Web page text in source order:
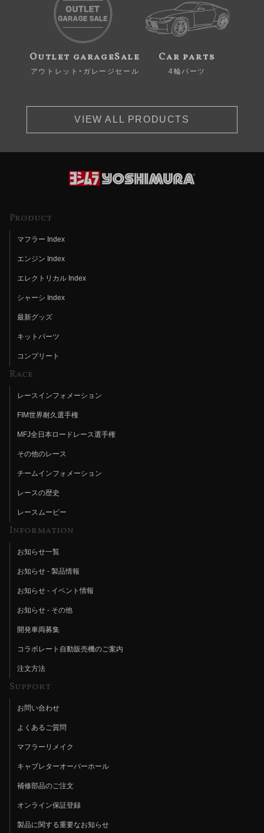
Outlet garageSale
アウトレット・ガレージセール
Car parts
4輪パーツ
VIEW ALL PRODUCTS
Product
マフラー Index
エンジン Index
エレクトリカル Index
シャーシ Index
最新グッズ
キットパーツ
コンプリート
Race
レースインフォメーション
FIM世界耐久選手権
MFJ全日本ロードレース選手権
その他のレース
チームインフォメーション
レースの歴史
レースムービー
Information
お知らせ一覧
お知らせ - 製品情報
お知らせ - イベント情報
お知らせ - その他
開発車両募集
コラボレート自動販売機のご案内
注文方法
Support
お問い合わせ
よくあるご質問
マフラーリメイク
キャブレターオーバーホール
補修部品のご注文
オンライン保証登録
製品に関する重要なお知らせ